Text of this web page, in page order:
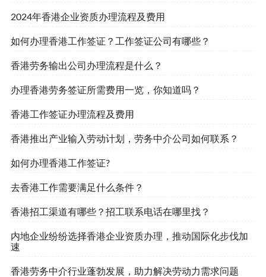
2024年香港企业资质办理流程及费用
如何办理香港工作签证？工作签证公司有哪些？
香港劳务输出公司办理流程是什么？
办理香港劳务签证所需费用一览，你知道吗？
香港工作签证办理流程及费用
香港推出产业输入劳动计划，劳务中介公司如何联系？
如何办理香港工作签证?
去香港工作需要满足什么条件？
香港招工渠道有哪些？招工联系电话在哪里找？
内地企业纷纷选择香港企业资质办理，推动国际化步伐加
速
香港劳务中介行业蓬勃发展，助力解决劳动力需求问题